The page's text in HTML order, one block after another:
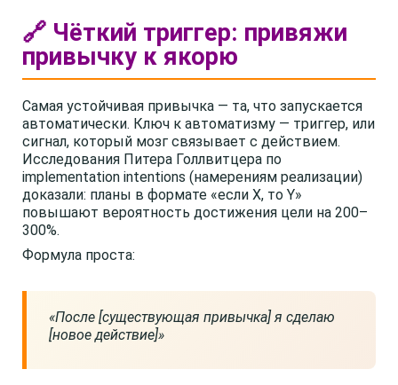
🔗 Чёткий триггер: привяжи
привычку к якорю
Самая устойчивая привычка — та, что запускается
автоматически. Ключ к автоматизму — триггер, или
сигнал, который мозг связывает с действием.
Исследования Питера Голлвитцера по
implementation intentions (намерениям реализации)
доказали: планы в формате «если X, то Y»
повышают вероятность достижения цели на 200–
300%.
Формула проста:
«После [существующая привычка] я сделаю
[новое действие]»